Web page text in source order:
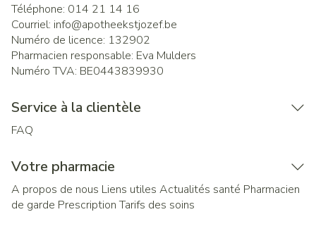
Téléphone: 014 21 14 16
Courriel: info@apotheekstjozef.be
Numéro de licence: 132902
Pharmacien responsable: Eva Mulders
Numéro TVA: BE0443839930
Service à la clientèle
FAQ
Votre pharmacie
A propos de nous Liens utiles Actualités santé Pharmacien
de garde Prescription Tarifs des soins